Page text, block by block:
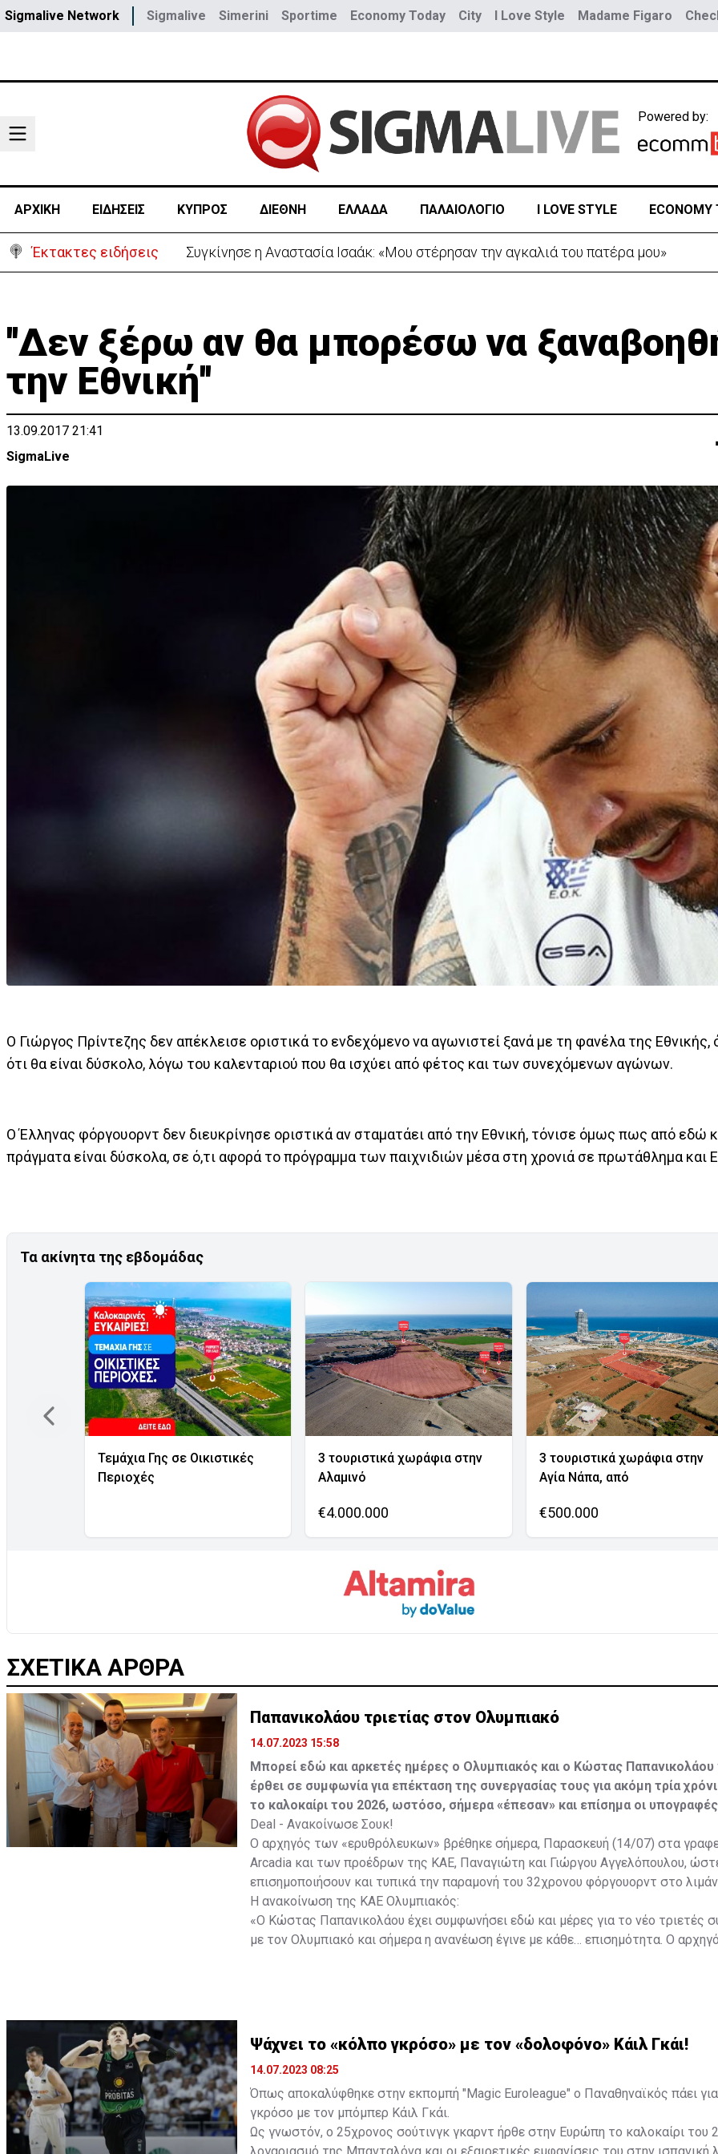
Sigmalive Network Sigmalive Simerini Sportime Economy Today City I Love Style Madame Figaro
Powered by:
ΑΡΧΙΚΗ ΕΙΔΗΣΕΙΣ ΚΥΠΡΟΣ ΔΙΕΘΝΗ ΕΛΛΑΔΑ ΠΑΛΑΙΟΛΟΓΙΟ I LOVE STYLE ECONOMY
Έκτακτες ειδήσεις Μεγάλο πακέτο όπλων από Τουρκία προς Ουκρανία -Κίνηση με μήνυμα προς Μόσχα;
''Δεν ξέρω αν θα μπορέσω να
την Εθνική''
13.09.2017 21:41
SigmaLive
Ο Γιώργος Πρίντεζης δεν απέκλεισε οριστικά το ενδεχόμενο να αγωνιστεί ξανά με τη φανέλα της Εθνικής,
ότι θα είναι δύσκολο, λόγω του καλενταριού που θα ισχύει από φέτος και των συνεχόμενων αγώνων.
Ο Έλληνας φόργουορντ δεν διευκρίνησε οριστικά αν σταματάει από την Εθνική, τόνισε όμως πως από εδώ
πράγματα είναι δύσκολα, σε ό,τι αφορά το πρόγραμμα των παιχνιδιών μέσα στη χρονιά σε πρωτάθλημα και
Τα ακίνητα της εβδομάδας
Τεμάχια Γης σε Οικιστικές
Περιοχές
3 τουριστικά χωράφια στην
Αλαμινό
€4.000.000
3 τουριστικά χωράφια στην
Αγία Νάπα, από
€500.000
ΣΧΕΤΙΚΑ ΑΡΘΡΑ
Παπανικολάου τριετίας στον Ολυμπιακό
14.07.2023 15:58
Μπορεί εδώ και αρκετές ημέρες ο Ολυμπιακός και ο Κώστας Παπανικολάου
έρθει σε συμφωνία για επέκταση της συνεργασίας τους για ακόμη τρία
το καλοκαίρι του 2026, ωστόσο, σήμερα «έπεσαν» και επίσημα οι
Deal - Ανακοίνωσε Σουκ!
Ο αρχηγός των «ερυθρόλευκων» βρέθηκε σήμερα, Παρασκευή (14/07) στα
Arcadia και των προέδρων της ΚΑΕ, Παναγιώτη και Γιώργου Αγγελόπουλου,
επισημοποιήσουν και τυπικά την παραμονή του 32χρονου φόργουορντ στο
Η ανακοίνωση της ΚΑΕ Ολυμπιακός:
«Ο Κώστας Παπανικολάου έχει συμφωνήσει εδώ και μέρες για το νέο τριετές
με τον Ολυμπιακό και σήμερα η ανανέωση έγινε με κάθε… επισημότητα. Ο
Ψάχνει το «κόλπο γκρόσο» με τον «δολοφόνο» Κάιλ Γκάι!
14.07.2023 08:25
Όπως αποκαλύφθηκε στην εκπομπή "Magic Euroleague" ο Παναθηναϊκός πάει
γκρόσο με τον μπόμπερ Κάιλ Γκάι.
Ως γνωστόν, ο 25χρονος σούτινγκ γκαρντ ήρθε στην Ευρώπη το καλοκαίρι του
λογαριασμό της Μπανταλόνα και οι εξαιρετικές εμφανίσεις του στην ισπανική